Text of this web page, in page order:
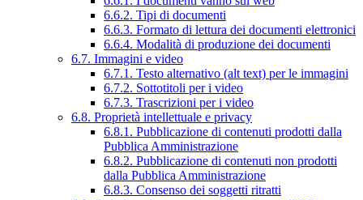
6.6.2. Tipi di documenti
6.6.3. Formato di lettura dei documenti elettronici
6.6.4. Modalità di produzione dei documenti
6.7. Immagini e video
6.7.1. Testo alternativo (alt text) per le immagini
6.7.2. Sottotitoli per i video
6.7.3. Trascrizioni per i video
6.8. Proprietà intellettuale e privacy
6.8.1. Pubblicazione di contenuti prodotti dalla
Pubblica Amministrazione
6.8.2. Pubblicazione di contenuti non prodotti
dalla Pubblica Amministrazione
6.8.3. Consenso dei soggetti ritratti